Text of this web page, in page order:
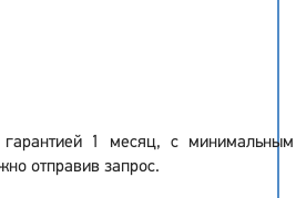
1 месяц, с минимальным
отправив запрос.